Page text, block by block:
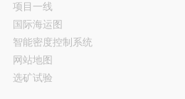
项目一线
国际海运图
智能密度控制系统
网站地图
选矿试验